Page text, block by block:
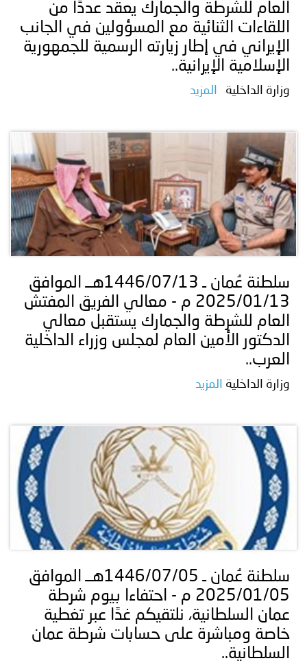
العام للشرطة والجمارك يعقد عددًا من
اللقاءات الثنائية مع المسؤولين في الجانب
الإيراني في إطار زيارته الرسمية للجمهورية
الإسلامية الإيرانية..
وزارة الداخلية المزيد
سلطنة عُمان ـ 1446/07/13هــ الموافق
2025/01/13 م - معالي الفريق المفتش
العام للشرطة والجمارك يستقبل معالي
الدكتور الأمين العام لمجلس وزراء الداخلية
العرب..
وزارة الداخلية المزيد
سلطنة عُمان ـ 1446/07/05هــ الموافق
2025/01/05 م - احتفاءا بيوم شرطة
عمان السلطانية، نلتقيكم غدًا عبر تغطية
خاصة ومباشرة على حسابات شرطة عمان
السلطانية..